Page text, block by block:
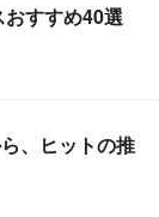
すすめ40選
、ヒットの推